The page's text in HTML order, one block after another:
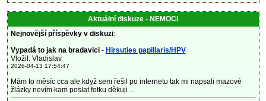
Aktuální diskuze - NEMOCI
Nejnovější příspěvky v diskuzi:
Vypadá to jak na bradavici - Hirsuties papillaris/HPV
Vložil: Vladislav
2026-04-13 17:54:47
Mám to měsíc cca ale když sem řešil po internetu tak mi napsali mazové
žlázky nevím kam poslat fotku děkuji ...